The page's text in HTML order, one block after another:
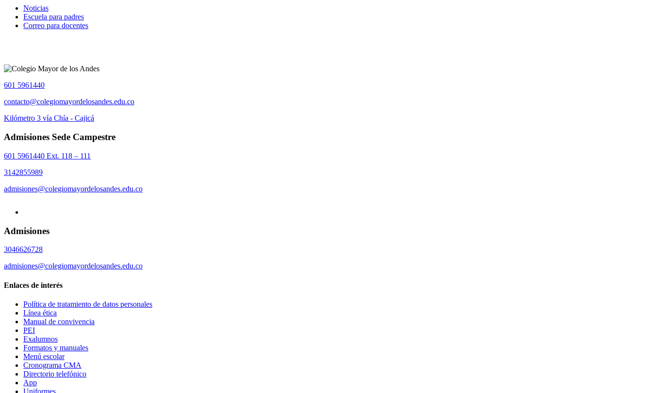
Noticias
Escuela para padres
Correo para docentes
601 5961440
contacto@colegiomayordelosandes.edu.co
Kilómetro 3 vía Chía - Cajicá
Admisiones Sede Campestre
601 5961440 Ext. 118 – 111
3142855989
admisiones@colegiomayordelosandes.edu.co
Admisiones
3046626728
admisiones@colegiomayordelosandes.edu.co
Enlaces de interés
Política de tratamiento de datos personales
Línea ética
Manual de convivencia
PEI
Exalumnos
Formatos y manuales
Menú escolar
Cronograma CMA
Directorio telefónico
App
Uniformes